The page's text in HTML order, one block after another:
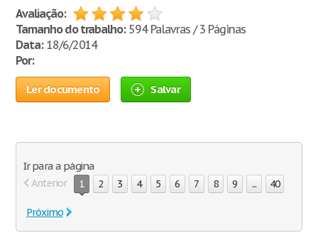
Avaliação:
Tamanho do trabalho:594 Palavras / 3 Páginas
Data:18/6/2014
Por:
Ler documento Salvar
Ir para a página
Anterior 1 2 3 4 5 6 7 8 9 ... 40
Próximo